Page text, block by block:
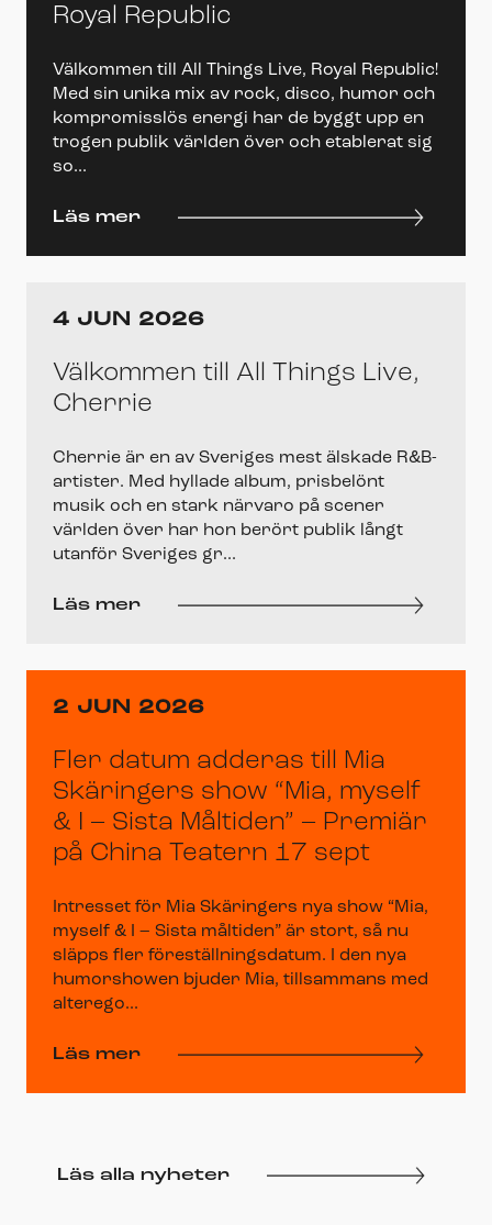
Royal Republic
Välkommen till All Things Live, Royal Republic!
Med sin unika mix av rock, disco, humor och
kompromisslös energi har de byggt upp en
trogen publik världen över och etablerat sig
so...
Läs mer
4 JUN 2026
Välkommen till All Things Live,
Cherrie
Cherrie är en av Sveriges mest älskade R&B-
artister. Med hyllade album, prisbelönt
musik och en stark närvaro på scener
världen över har hon berört publik långt
utanför Sveriges gr...
Läs mer
2 JUN 2026
Fler datum adderas till Mia
Skäringers show “Mia, myself
& I – Sista Måltiden” – Premiär
på China Teatern 17 sept
Intresset för Mia Skäringers nya show “Mia,
myself & I – Sista måltiden” är stort, så nu
släpps fler föreställningsdatum. I den nya
humorshowen bjuder Mia, tillsammans med
alterego...
Läs mer
Läs alla nyheter